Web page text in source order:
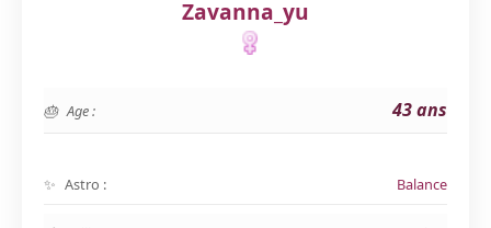
Zavanna_yu
Age : 43 ans
Astro : Balance